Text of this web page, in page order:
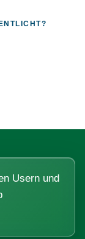
Usern und